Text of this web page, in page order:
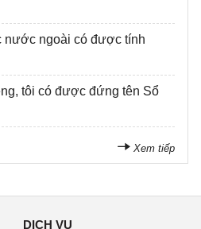
nước ngoài có được tính
tôi có được đứng tên Sổ
Xem tiếp
DỊCH VỤ